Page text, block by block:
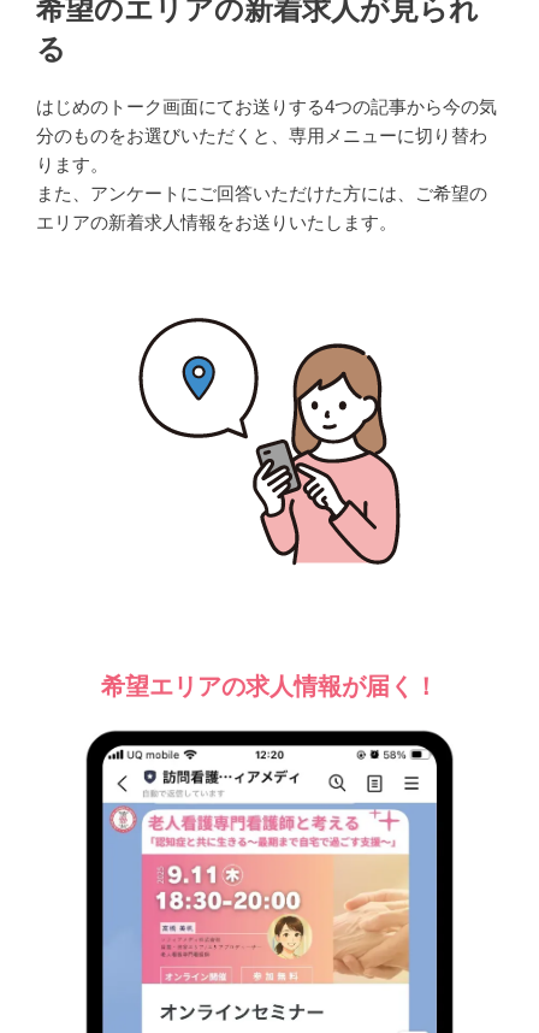
希望のエリアの新着求人が見られ
る
はじめのトーク画面にてお送りする4つの記事から今の気
分のものをお選びいただくと、専用メニューに切り替わ
ります。
また、アンケートにご回答いただけた方には、ご希望の
エリアの新着求人情報をお送りいたします。
希望エリアの求人情報が届く！